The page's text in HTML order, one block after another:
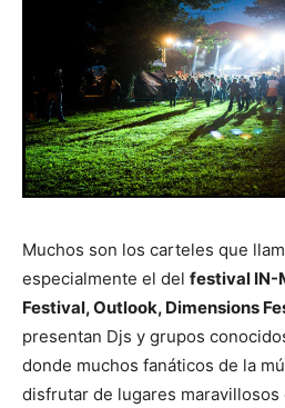
Muchos son los carteles que
especialmente el del festival IN-
Festival, Outlook, Dimensions
presentan Djs y grupos
donde muchos fanáticos de la
disfrutar de lugares